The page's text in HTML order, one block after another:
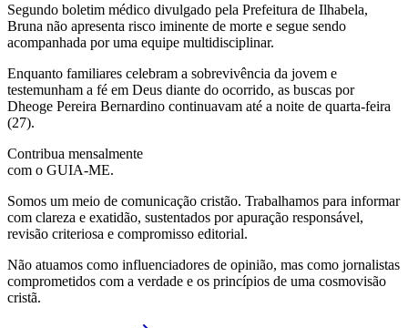
Segundo boletim médico divulgado pela Prefeitura de Ilhabela,
Bruna não apresenta risco iminente de morte e segue sendo
acompanhada por uma equipe multidisciplinar.
Enquanto familiares celebram a sobrevivência da jovem e
testemunham a fé em Deus diante do ocorrido, as buscas por
Dheoge Pereira Bernardino continuavam até a noite de quarta-feira
(27).
Contribua mensalmente
com o GUIA-ME.
Somos um meio de comunicação cristão. Trabalhamos para informar
com clareza e exatidão, sustentados por apuração responsável,
revisão criteriosa e compromisso editorial.
Não atuamos como influenciadores de opinião, mas como jornalistas
comprometidos com a verdade e os princípios de uma cosmovisão
cristã.